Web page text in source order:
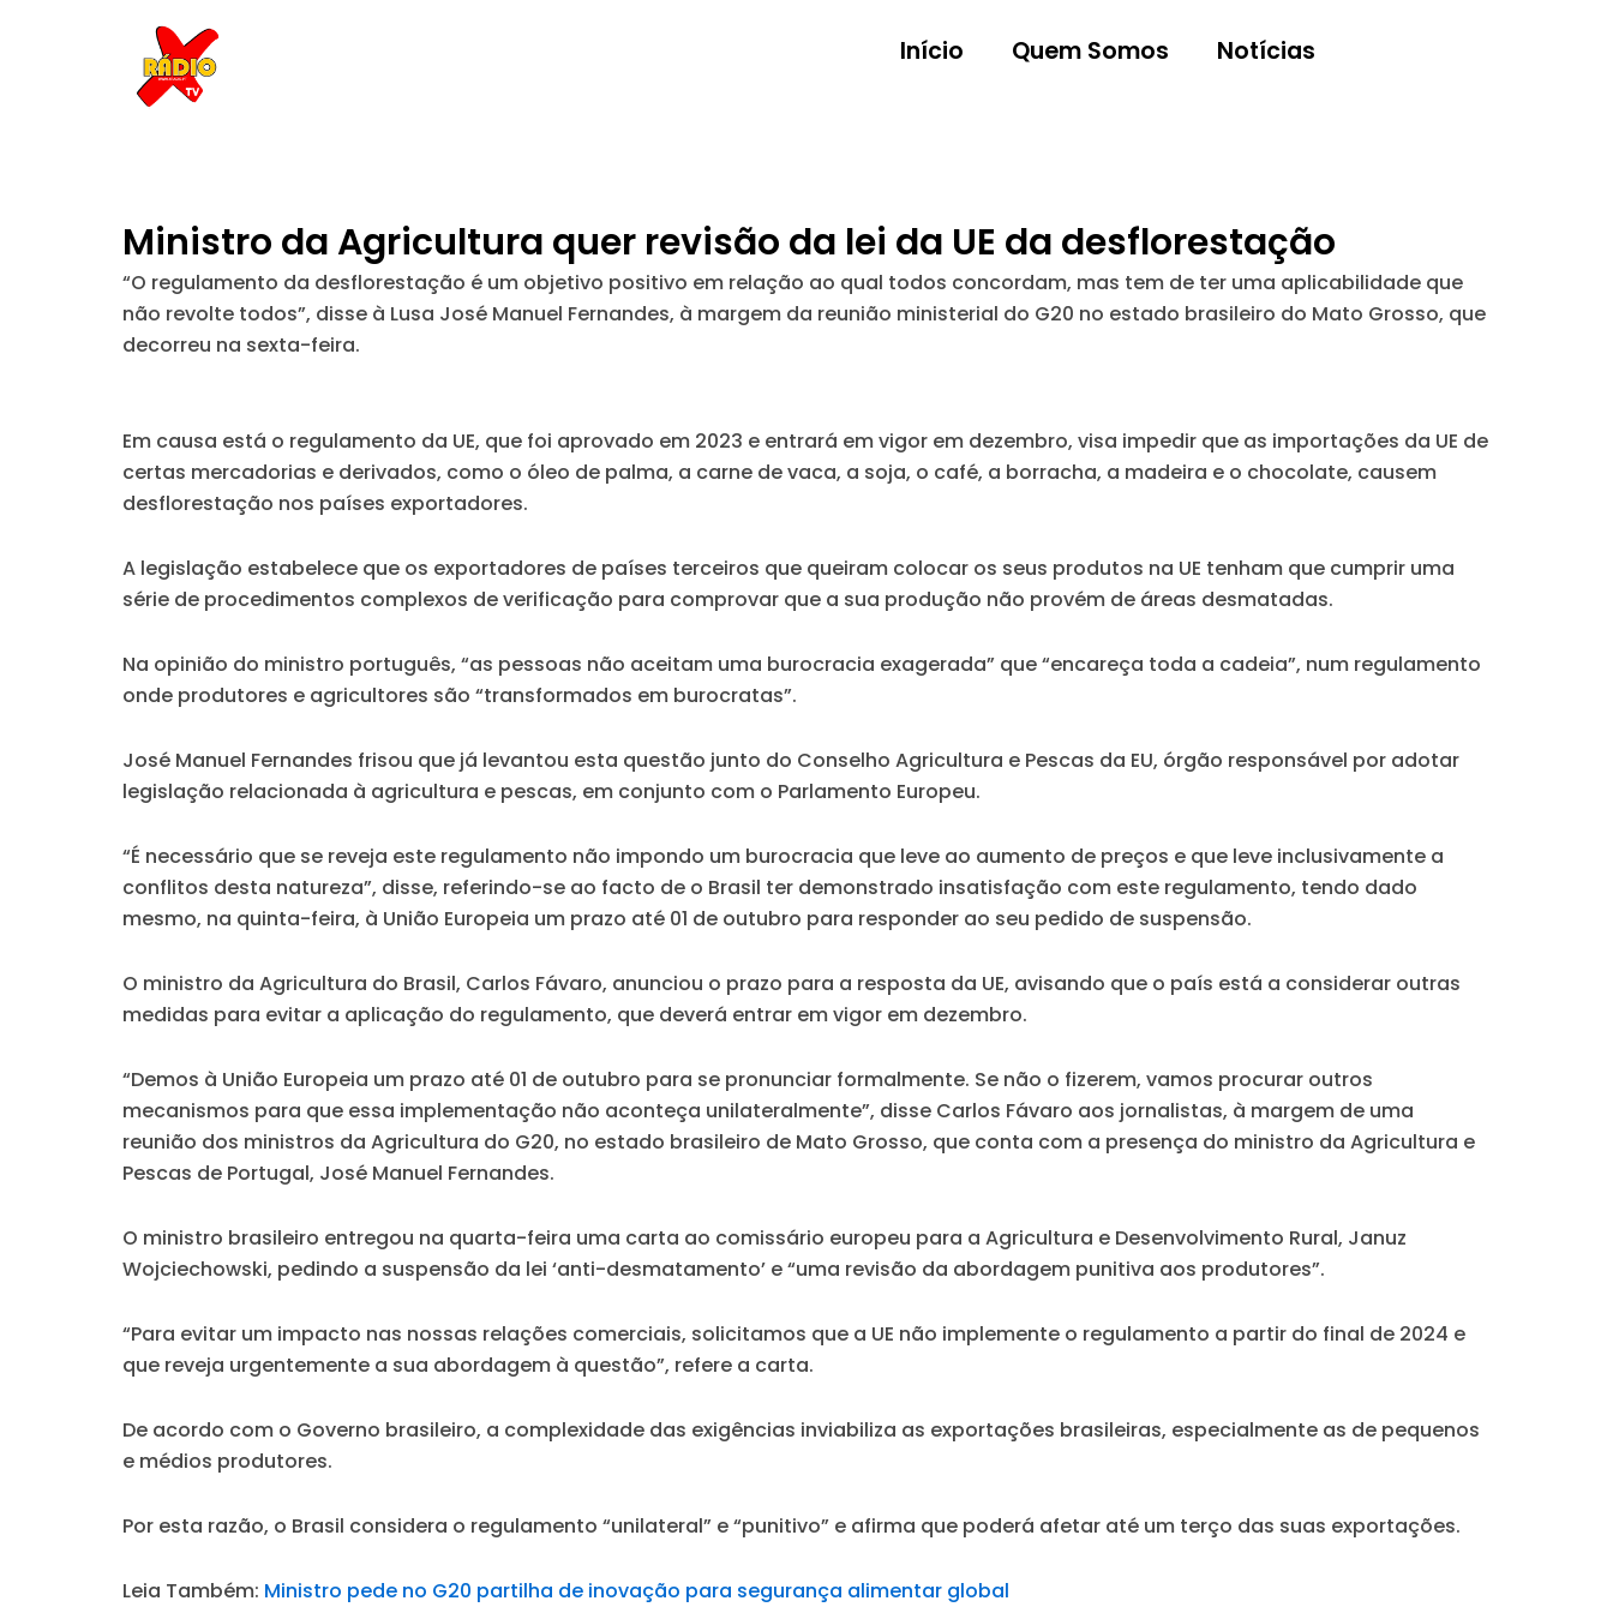
Início Quem Somos Notícias
Ministro da Agricultura quer revisão da lei da UE da desflorestação
“O regulamento da desflorestação é um objetivo positivo em relação ao qual todos concordam, mas tem de ter uma aplicabilidade que
não revolte todos”, disse à Lusa José Manuel Fernandes, à margem da reunião ministerial do G20 no estado brasileiro do Mato Grosso, que
decorreu na sexta-feira.
Em causa está o regulamento da UE, que foi aprovado em 2023 e entrará em vigor em dezembro, visa impedir que as importações da UE de
certas mercadorias e derivados, como o óleo de palma, a carne de vaca, a soja, o café, a borracha, a madeira e o chocolate, causem
desflorestação nos países exportadores.
A legislação estabelece que os exportadores de países terceiros que queiram colocar os seus produtos na UE tenham que cumprir uma
série de procedimentos complexos de verificação para comprovar que a sua produção não provém de áreas desmatadas.
Na opinião do ministro português, “as pessoas não aceitam uma burocracia exagerada” que “encareça toda a cadeia”, num regulamento
onde produtores e agricultores são “transformados em burocratas”.
José Manuel Fernandes frisou que já levantou esta questão junto do Conselho Agricultura e Pescas da EU, órgão responsável por adotar
legislação relacionada à agricultura e pescas, em conjunto com o Parlamento Europeu.
“É necessário que se reveja este regulamento não impondo um burocracia que leve ao aumento de preços e que leve inclusivamente a
conflitos desta natureza”, disse, referindo-se ao facto de o Brasil ter demonstrado insatisfação com este regulamento, tendo dado
mesmo, na quinta-feira, à União Europeia um prazo até 01 de outubro para responder ao seu pedido de suspensão.
O ministro da Agricultura do Brasil, Carlos Fávaro, anunciou o prazo para a resposta da UE, avisando que o país está a considerar outras
medidas para evitar a aplicação do regulamento, que deverá entrar em vigor em dezembro.
“Demos à União Europeia um prazo até 01 de outubro para se pronunciar formalmente. Se não o fizerem, vamos procurar outros
mecanismos para que essa implementação não aconteça unilateralmente”, disse Carlos Fávaro aos jornalistas, à margem de uma
reunião dos ministros da Agricultura do G20, no estado brasileiro de Mato Grosso, que conta com a presença do ministro da Agricultura e
Pescas de Portugal, José Manuel Fernandes.
O ministro brasileiro entregou na quarta-feira uma carta ao comissário europeu para a Agricultura e Desenvolvimento Rural, Januz
Wojciechowski, pedindo a suspensão da lei ‘anti-desmatamento’ e “uma revisão da abordagem punitiva aos produtores”.
“Para evitar um impacto nas nossas relações comerciais, solicitamos que a UE não implemente o regulamento a partir do final de 2024 e
que reveja urgentemente a sua abordagem à questão”, refere a carta.
De acordo com o Governo brasileiro, a complexidade das exigências inviabiliza as exportações brasileiras, especialmente as de pequenos
e médios produtores.
Por esta razão, o Brasil considera o regulamento “unilateral” e “punitivo” e afirma que poderá afetar até um terço das suas exportações.
Leia Também: Ministro pede no G20 partilha de inovação para segurança alimentar global